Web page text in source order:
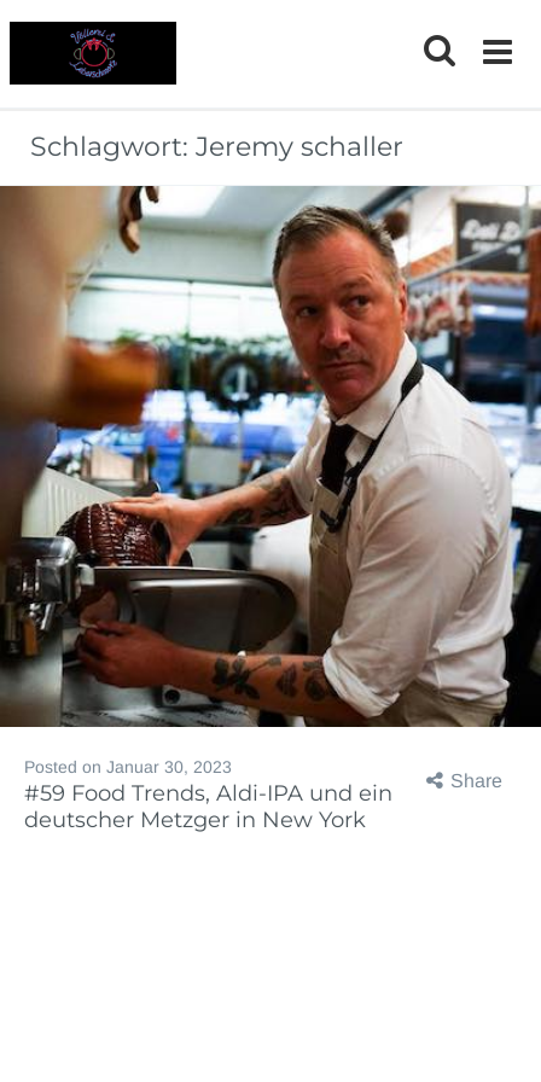
Schlagwort: Jeremy schaller
Share
Posted on Januar 30, 2023
#59 Food Trends, Aldi-IPA und ein
deutscher Metzger in New York